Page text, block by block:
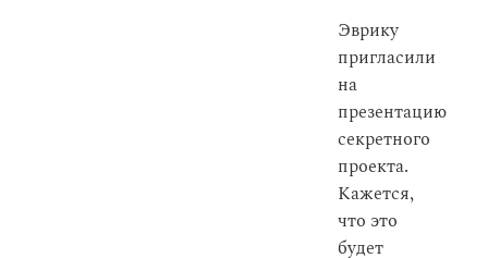
Эврику
пригласили
на
презентацию
секретного
проекта.
Кажется,
что это
будет